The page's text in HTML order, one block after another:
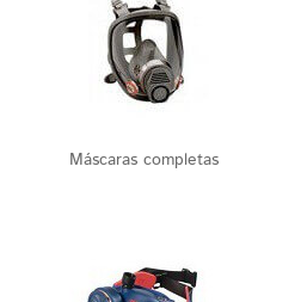
Máscaras completas